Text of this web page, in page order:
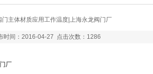
门主体材质应用工作温度|上海永龙阀门厂
时间： 2016-04-27 点击次数： 1286
厂